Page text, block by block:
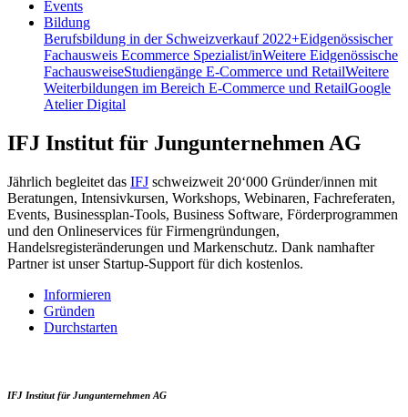
Events
Bildung
Berufsbildung in der Schweizverkauf 2022+Eidgenössischer
Fachausweis Ecommerce Spezialist/inWeitere Eidgenössische
FachausweiseStudiengänge E-Commerce und RetailWeitere
Weiterbildungen im Bereich E-Commerce und RetailGoogle
Atelier Digital
IFJ Institut für Jungunternehmen AG
Jährlich begleitet das IFJ schweizweit 20‘000 Gründer/innen mit
Beratungen, Intensivkursen, Workshops, Webinaren, Fachreferaten,
Events, Businessplan-Tools, Business Software, Förderprogrammen
und den Onlineservices für Firmengründungen,
Handelsregisteränderungen und Markenschutz. Dank namhafter
Partner ist unser Startup-Support für dich kostenlos.
Informieren
Gründen
Durchstarten
IFJ Institut für Jungunternehmen AG